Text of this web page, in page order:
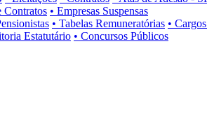
Contratos • Empresas Suspensas
• Tabelas Remuneratórias •
Estatutário • Concursos Públicos